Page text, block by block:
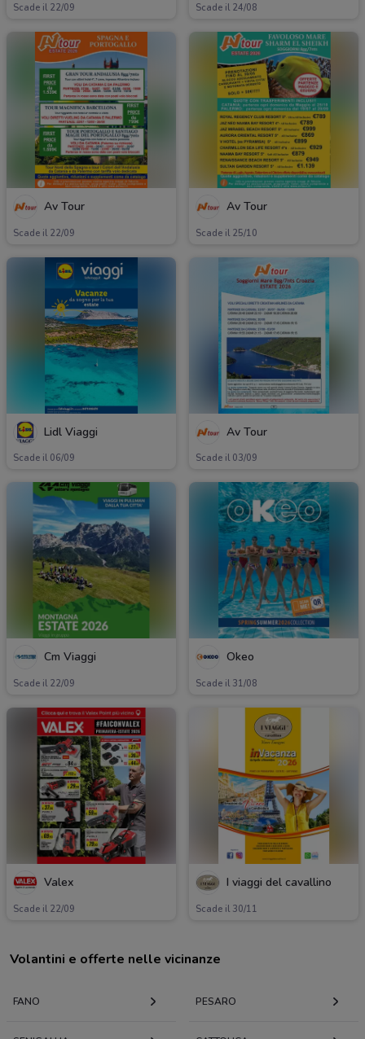
Scade il 22/09 Scade il 24/08
Av Tour
Scade il 22/09
Av Tour
Scade il 25/10
Lidl Viaggi
Scade il 06/09
Av Tour
Scade il 03/09
Cm Viaggi
Scade il 22/09
Okeo
Scade il 31/08
Valex
Scade il 22/09
I viaggi del cavallino
Scade il 30/11
Volantini e offerte nelle vicinanze
FANO PESARO